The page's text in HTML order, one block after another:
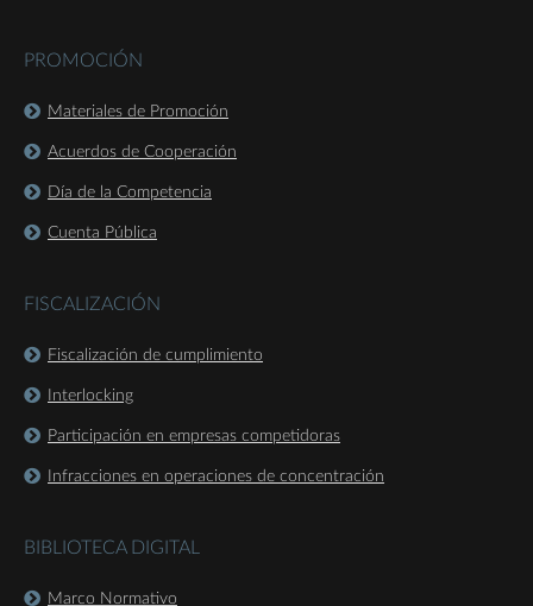
PROMOCIÓN
Materiales de Promoción
Acuerdos de Cooperación
Día de la Competencia
Cuenta Pública
FISCALIZACIÓN
Fiscalización de cumplimiento
Interlocking
Participación en empresas competidoras
Infracciones en operaciones de concentración
BIBLIOTECA DIGITAL
Marco Normativo